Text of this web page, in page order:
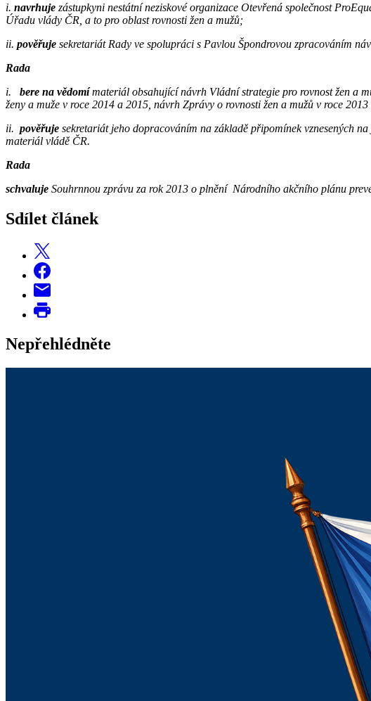
i. navrhuje zástupkyni nestátní neziskové organizace Otevřená společnost
Úřadu vlády ČR, a to pro oblast rovnosti žen a mužů;
ii. pověřuje sekretariát Rady ve spolupráci s Pavlou Špondrovou zpracováním
Rada
i. bere na vědomímateriál obsahující návrh Vládní strategie pro rovnost žen a
ženy a muže v roce 2014 a 2015, návrh Zprávy o rovnosti žen a mužů v roce
ii. pověřuje sekretariát jeho dopracováním na základě připomínek vznesených
materiál vládě ČR.
Rada
schvaluje Souhrnnou zprávu za rok 2013 o plnění Národního akčního plánu
Sdílet článek
Nepřehlédněte